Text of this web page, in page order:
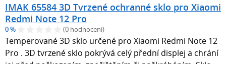
IMAK 65584 3D Tvrzené ochranné sklo pro Xiaomi
Redmi Note 12 Pro
0 % (0 hodnocení)
Temperované 3D sklo určené pro Xiaomi Redmi Note 12
Pro . 3D tvrzené sklo pokrývá celý přední displej a chrání